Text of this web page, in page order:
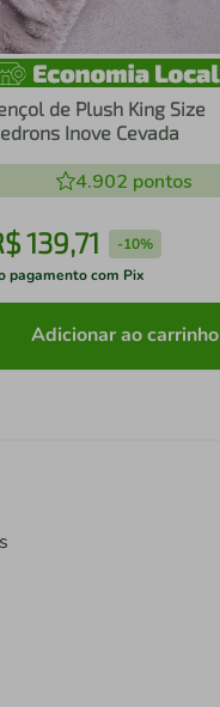
de Plush King Size
Inove Cevada
4.902 pontos
139,71 -10%
pagamento com Pix
Adicionar ao carrinho